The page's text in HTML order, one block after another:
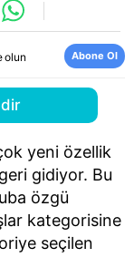
olun Abone Ol
yeni özellik
gidiyor. Bu
özgü
kategorisine
seçilen